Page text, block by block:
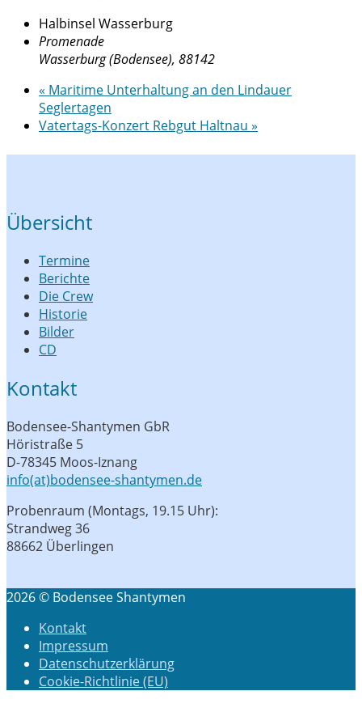
Halbinsel Wasserburg
Promenade
Wasserburg (Bodensee), 88142
« Maritime Unterhaltung an den Lindauer
Seglertagen
Vatertags-Konzert Rebgut Haltnau »
Übersicht
Termine
Berichte
Die Crew
Historie
Bilder
CD
Kontakt
Bodensee-Shantymen GbR
Höristraße 5
D-78345 Moos-Iznang
info(at)bodensee-shantymen.de
Probenraum (Montags, 19.15 Uhr):
Strandweg 36
88662 Überlingen
2026 © Bodensee Shantymen
Kontakt
Impressum
Datenschutzerklärung
Cookie-Richtlinie (EU)